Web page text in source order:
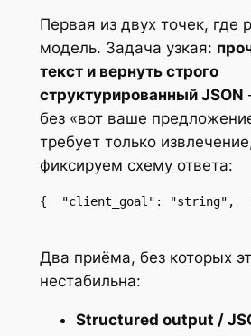
Первая из двух точек, где
модель. Задача узкая:
текст и вернуть строго
структурированный JSON
без «вот ваше
требует только
фиксируем схему ответа:
{  "client_goal": "string",
Два приёма, без которых
нестабильна:
Structured output /